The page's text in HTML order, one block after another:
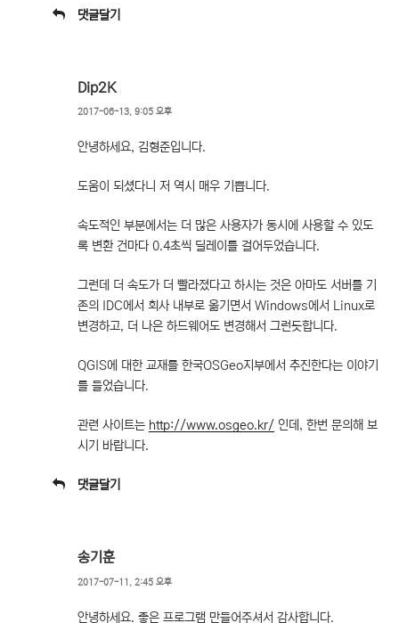
댓글달기
Dip2K
2017-06-13, 9:05 오후
안녕하세요, 김형준입니다.
도움이 되셨다니 저 역시 매우 기쁩니다.
속도적인 부분에서는 더 많은 사용자가 동시에 사용할 수 있도
록 변환 건마다 0.4초씩 딜레이를 걸어두었습니다.
그런데 더 속도가 더 빨라졌다고 하시는 것은 아마도 서버를 기
존의 IDC에서 회사 내부로 옮기면서 Windows에서 Linux로
변경하고, 더 나은 하드웨어도 변경해서 그런듯합니다.
QGIS에 대한 교재를 한국OSGeo지부에서 추진한다는 이야기
를 들었습니다.
관련 사이트는 http://www.osgeo.kr/ 인데, 한번 문의해 보
시기 바랍니다.
댓글달기
송기훈
2017-07-11, 2:45 오후
안녕하세요. 좋은 프로그램 만들어주셔서 감사합니다.